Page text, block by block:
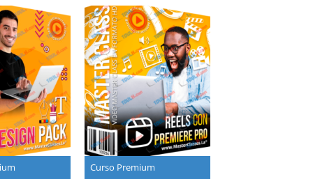
Curso Premium